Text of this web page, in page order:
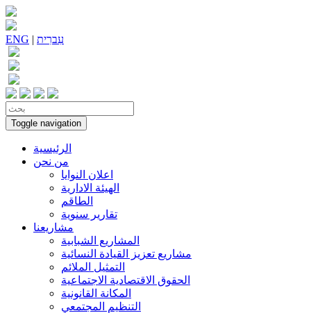
ENG | עִברִית
Toggle navigation
الرئيسية
من نحن
اعلان النوايا
الهيئة الادارية
الطاقم
تقارير سنوية
مشاريعنا
المشاريع الشبابية
مشاريع تعزيز القيادة النسائية
التمثيل الملائم
الحقوق الاقتصادية الاجتماعية
المكانة القانونية
التنظيم المجتمعي